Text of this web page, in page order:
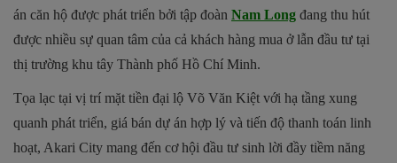
án căn hộ được phát triển bởi tập đoàn Nam Long đang thu hút
được nhiều sự quan tâm của cả khách hàng mua ở lẫn đầu tư tại
thị trường khu tây Thành phố Hồ Chí Minh.
Tọa lạc tại vị trí mặt tiền đại lộ Võ Văn Kiệt với hạ tầng xung
quanh phát triển, giá bán dự án hợp lý và tiến độ thanh toán linh
hoạt, Akari City mang đến cơ hội đầu tư sinh lời đầy tiềm năng